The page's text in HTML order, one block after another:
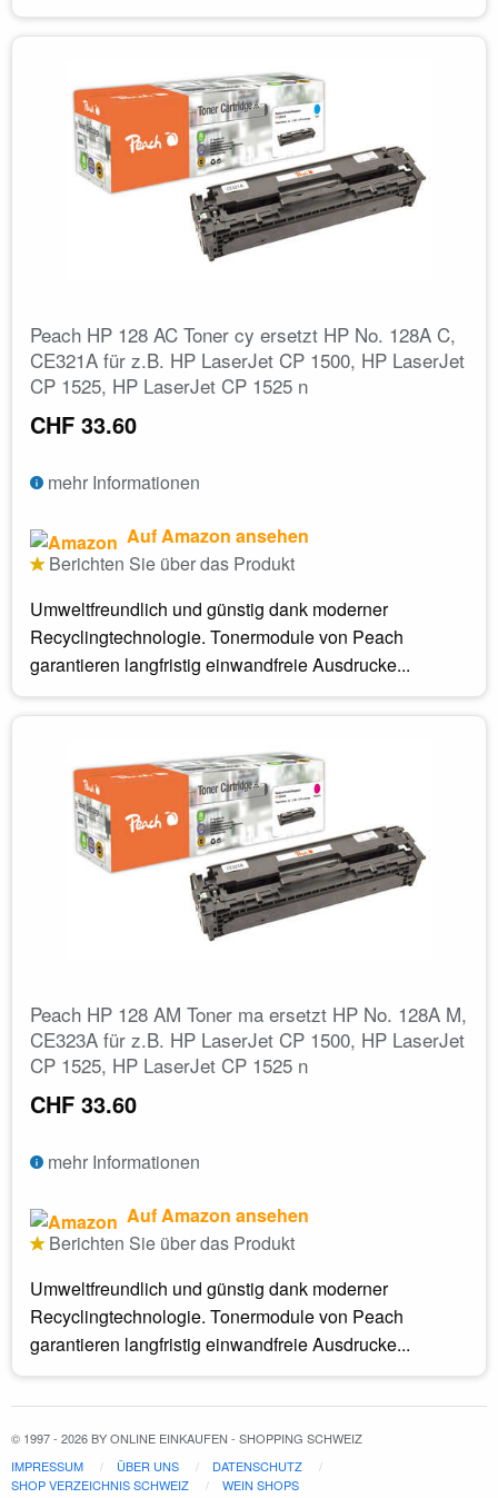
Peach HP 128 AC Toner cy ersetzt HP No. 128A C,
CE321A für z.B. HP LaserJet CP 1500, HP LaserJet
CP 1525, HP LaserJet CP 1525 n
CHF 33.60
mehr Informationen
Auf Amazon ansehen
Berichten Sie über das Produkt
Umweltfreundlich und günstig dank moderner
Recyclingtechnologie. Tonermodule von Peach
garantieren langfristig einwandfreie Ausdrucke...
Peach HP 128 AM Toner ma ersetzt HP No. 128A M,
CE323A für z.B. HP LaserJet CP 1500, HP LaserJet
CP 1525, HP LaserJet CP 1525 n
CHF 33.60
mehr Informationen
Auf Amazon ansehen
Berichten Sie über das Produkt
Umweltfreundlich und günstig dank moderner
Recyclingtechnologie. Tonermodule von Peach
garantieren langfristig einwandfreie Ausdrucke...
© 1997 - 2026 BY ONLINE EINKAUFEN - SHOPPING SCHWEIZ
IMPRESSUM
ÜBER UNS
DATENSCHUTZ
SHOP VERZEICHNIS SCHWEIZ
WEIN SHOPS